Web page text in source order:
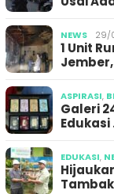
NEWS 29/
1 Unit
ASPIRASI,
Galeri
Edukasi
EDUKASI,